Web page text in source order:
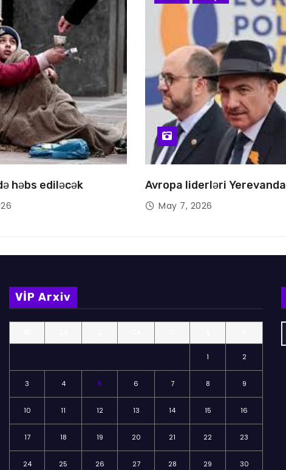
həbs ediləcək Avropa liderləri Yerevanda
May 7, 2026
VİP Arxiv
1 2
3 4 5 6 7 8 9
10 11 12 13 14 15 16
17 18 19 20 21 22 23
24 25 26 27 28 29 30